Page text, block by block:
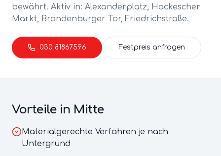
bewährt. Aktiv in: Alexanderplatz, Hackescher
Markt, Brandenburger Tor, Friedrichstraße.
030 81867596 Festpreis anfragen
Vorteile in Mitte
Materialgerechte Verfahren je nach
Untergrund